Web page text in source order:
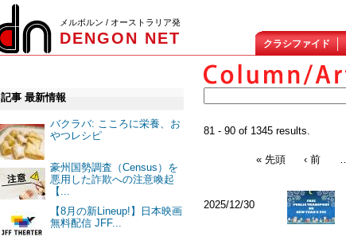
メルボルン / オーストラリア発
DENGON NET クラシファイド
記事 最新情報
バクラバ: こころに栄養、お
やつレシピ
豪州国勢調査（Census）を
悪用した詐欺への注意喚起
【...
【8月の新Lineup!】日本映画
無料配信 JFF...
81 - 90 of 1345 results.
« 先頭 ‹ 前
2025/12/30